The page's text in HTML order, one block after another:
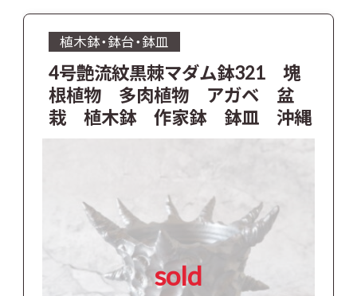
植木鉢・鉢台・鉢皿
4号艶流紋黒棘マダム鉢321 塊
根植物 多肉植物 アガベ 盆
栽 植木鉢 作家鉢 鉢皿 沖縄
sold